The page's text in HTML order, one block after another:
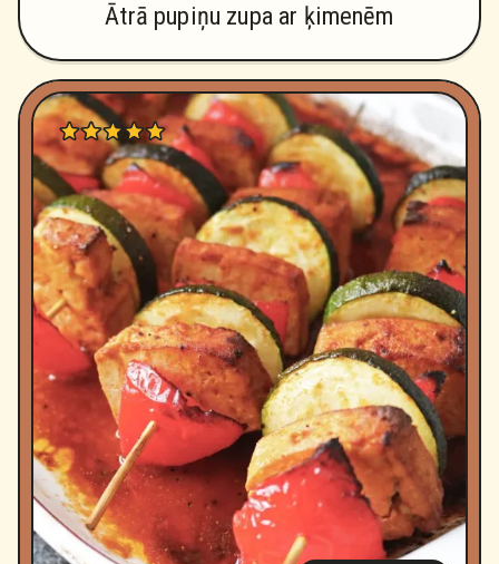
Ātrā pupiņu zupa ar ķimenēm